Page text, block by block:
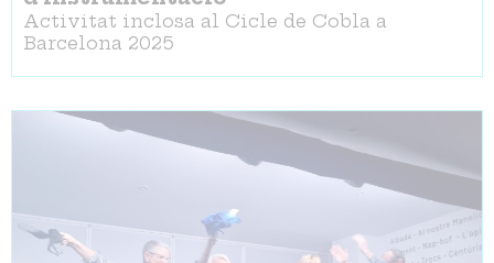
Activitat inclosa al Cicle de Cobla a
Barcelona 2025